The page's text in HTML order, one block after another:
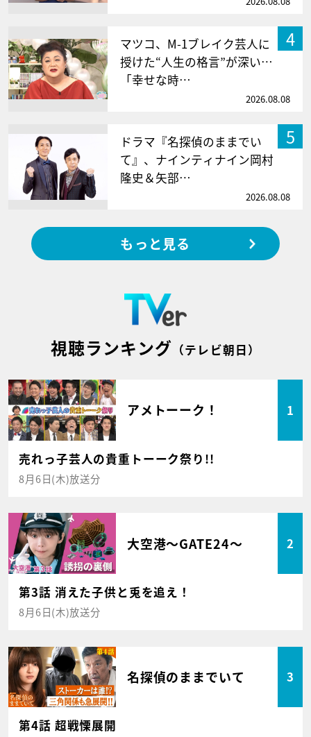
4
マツコ、M-1ブレイク芸人に
授けた“人生の格言”が深い…
「幸せな時…
2026.08.08
5
ドラマ『名探偵のままでい
て』、ナインティナイン岡村
隆史＆矢部…
2026.08.08
もっと見る
視聴ランキング （テレビ朝日）
アメトーーク！ 1
売れっ子芸人の貴重トーーク祭り!!
8月6日(木)放送分
大空港～GATE24～ 2
第3話 消えた子供と兎を追え！
8月6日(木)放送分
名探偵のままでいて 3
第4話 超戦慄展開